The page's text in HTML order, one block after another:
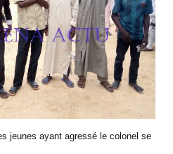
jeunes ayant agressé le colonel se